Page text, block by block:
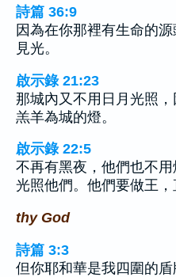
詩篇 36:9
因為在你那裡有生命的
見光。
啟示錄 21:23
那城內又不用日月光照
羔羊為城的燈。
啟示錄 22:5
不再有黑夜，他們也不
光照他們。他們要做王，
thy God
詩篇 3:3
但你耶和華是我四圍的